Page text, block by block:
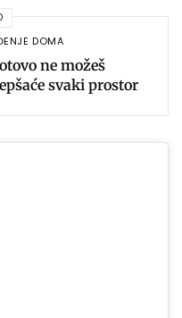
DOMA
ne možeš
svaki prostor